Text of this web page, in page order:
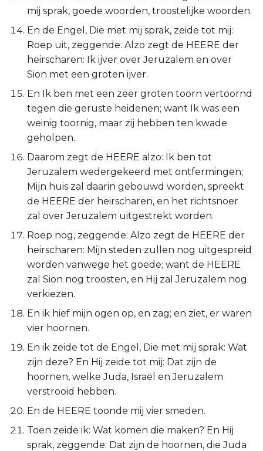
mij sprak, goede woorden, troostelijke woorden.
En de Engel, Die met mij sprak, zeide tot mij:
Roep uit, zeggende: Alzo zegt de HEERE der
heirscharen: Ik ijver over Jeruzalem en over
Sion met een groten ijver.
En Ik ben met een zeer groten toorn vertoornd
tegen die geruste heidenen; want Ik was een
weinig toornig, maar zij hebben ten kwade
geholpen.
Daarom zegt de HEERE alzo: Ik ben tot
Jeruzalem wedergekeerd met ontfermingen;
Mijn huis zal daarin gebouwd worden, spreekt
de HEERE der heirscharen, en het richtsnoer
zal over Jeruzalem uitgestrekt worden.
Roep nog, zeggende: Alzo zegt de HEERE der
heirscharen: Mijn steden zullen nog uitgespreid
worden vanwege het goede; want de HEERE
zal Sion nog troosten, en Hij zal Jeruzalem nog
verkiezen.
En ik hief mijn ogen op, en zag; en ziet, er waren
vier hoornen.
En ik zeide tot de Engel, Die met mij sprak: Wat
zijn deze? En Hij zeide tot mij: Dat zijn de
hoornen, welke Juda, Israël en Jeruzalem
verstrooid hebben.
En de HEERE toonde mij vier smeden.
Toen zeide ik: Wat komen die maken? En Hij
sprak, zeggende: Dat zijn de hoornen, die Juda